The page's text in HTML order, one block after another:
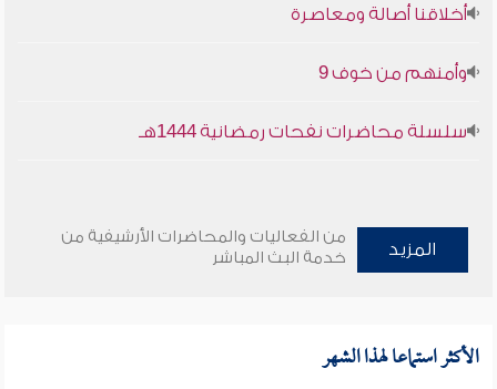
أخلاقنا أصالة ومعاصرة
وأمنهم من خوف 9
سلسلة محاضرات نفحات رمضانية 1444هـ
المزيد
من الفعاليات والمحاضرات الأرشيفية من
خدمة البث المباشر
الأكثر استماعا لهذا الشهر